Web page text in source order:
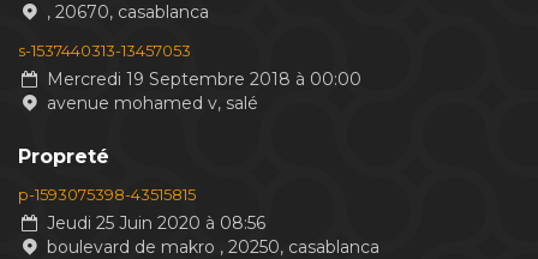
, 20670, casablanca
s-1537440313-13457053
Mercredi 19 Septembre 2018 à 00:00
avenue mohamed v, salé
Propreté
p-1593075398-43515815
Jeudi 25 Juin 2020 à 08:56
boulevard de makro , 20250, casablanca